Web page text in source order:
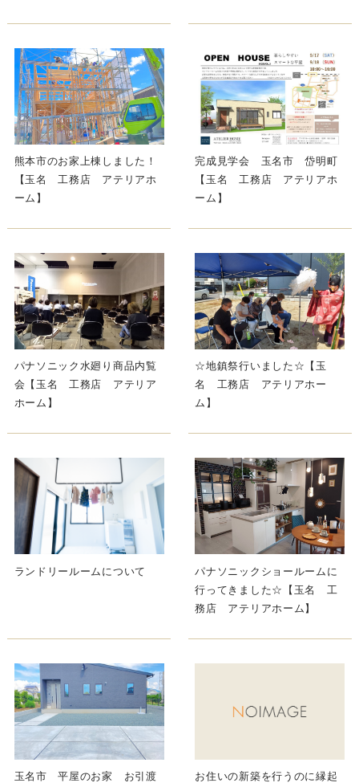
熊本市のお家上棟しました！
【玉名 工務店 アテリアホ
ーム】
完成見学会 玉名市 岱明町
【玉名 工務店 アテリアホ
ーム】
パナソニック水廻り商品内覧
会【玉名 工務店 アテリア
ホーム】
☆地鎮祭行いました☆【玉
名 工務店 アテリアホー
ム】
ランドリールームについて
パナソニックショールームに
行ってきました☆【玉名 工
務店 アテリアホーム】
玉名市 平屋のお家 お引渡
お住いの新築を行うのに縁起